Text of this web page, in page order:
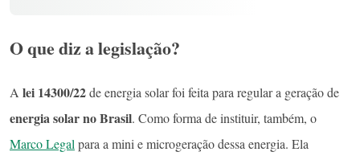
O que diz a legislação?
A lei 14300/22de energia solar foi feita para regular a geração de
energia solar no Brasil. Como forma de instituir, também, o
Marco Legal para a mini e microgeração dessa energia. Ela